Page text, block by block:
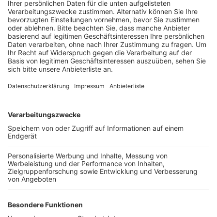
Mauerbereich Am Knüchelsdamm nicht so
standsicher wie gedacht.
Veröffentlicht:Dienstag, 27.12.2022 15:22
Anzeige
noch abgedichtet werden. Die Ausschreibung ist
abgeschlossen, ein Dachdecker gefunden und
beauftragt, so das die Arbeiten zu Beginn des Jahres
starten können, heißt es von der Stadt. Falls keine
Materiallieferschwierigkeiten oder längere
Kälteeinbrüche die Arbeiten behindern, soll die
Sanierung der Stadtmauer dann bis Ende Februar
ein großes Stück der Stadtmauer abgelöst, seitdem